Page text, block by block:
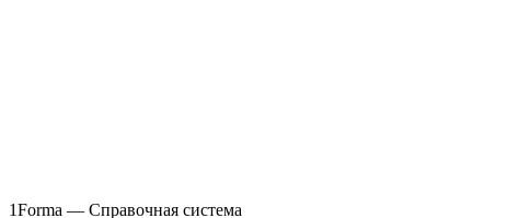
1Forma — Справочная система